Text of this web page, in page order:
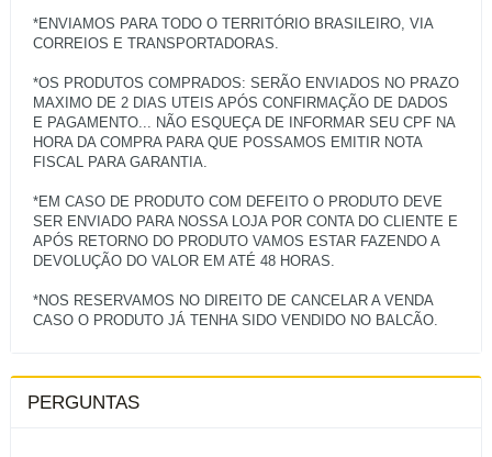
*ENVIAMOS PARA TODO O TERRITÓRIO BRASILEIRO, VIA
CORREIOS E TRANSPORTADORAS.
*OS PRODUTOS COMPRADOS: SERÃO ENVIADOS NO PRAZO
MAXIMO DE 2 DIAS UTEIS APÓS CONFIRMAÇÃO DE DADOS
E PAGAMENTO... NÃO ESQUEÇA DE INFORMAR SEU CPF NA
HORA DA COMPRA PARA QUE POSSAMOS EMITIR NOTA
FISCAL PARA GARANTIA.
*EM CASO DE PRODUTO COM DEFEITO O PRODUTO DEVE
SER ENVIADO PARA NOSSA LOJA POR CONTA DO CLIENTE E
APÓS RETORNO DO PRODUTO VAMOS ESTAR FAZENDO A
DEVOLUÇÃO DO VALOR EM ATÉ 48 HORAS.
*NOS RESERVAMOS NO DIREITO DE CANCELAR A VENDA
PERGUNTAS